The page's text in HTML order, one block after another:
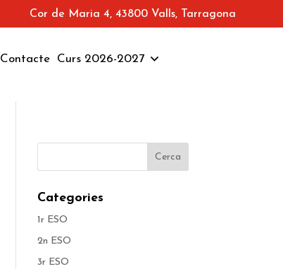
Cor de Maria 4, 43800 Valls, Tarragona
Contacte Curs 2026-2027
Categories
1r ESO
2n ESO
3r ESO